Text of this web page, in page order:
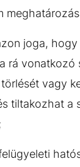
joga,
rá vonatkozó
vagy
tiltakozhat a